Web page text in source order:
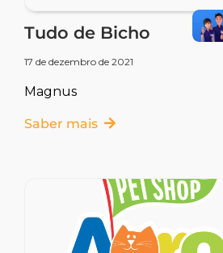
Tudo de Bicho
17 de dezembro de 2021
Magnus
Saber mais